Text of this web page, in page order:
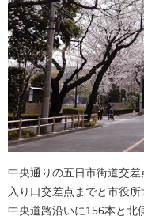
中央通りの五日市街道交
入り口交差点までと市役
中央道路沿いに156本と北